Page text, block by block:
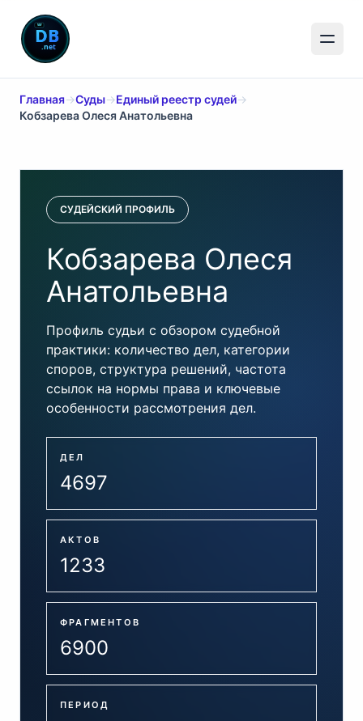
Главная→Суды→Единый реестр судей→
Кобзарева Олеся Анатольевна
СУДЕЙСКИЙ ПРОФИЛЬ
Кобзарева Олеся
Анатольевна
Профиль судьи с обзором судебной
практики: количество дел, категории
споров, структура решений, частота
ссылок на нормы права и ключевые
особенности рассмотрения дел.
ДЕЛ
4697
АКТОВ
1233
ФРАГМЕНТОВ
6900
ПЕРИОД